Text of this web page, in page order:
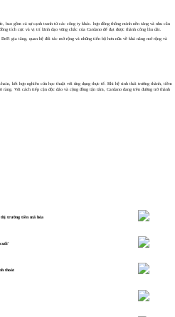
bao gồm cả sự cạnh tranh từ các công ty khác. hợp đồng thông minh nền tảng và nhu cầu
tích cực và vị trí lãnh đạo vững chắc của Cardano để đạt được thành công lâu dài.
gia tăng, quan hệ đối tác mở rộng và những tiến bộ hơn nữa về khả năng mở rộng và
kết hợp nghiên cứu học thuật với ứng dụng thực tế. Khi hệ sinh thái trưởng thành, tiềm
ràng. Với cách tiếp cận độc đáo và cộng đồng tận tâm, Cardano đang trên đường trở thành
thị trường tiền mã hóa
cuối'
thoát